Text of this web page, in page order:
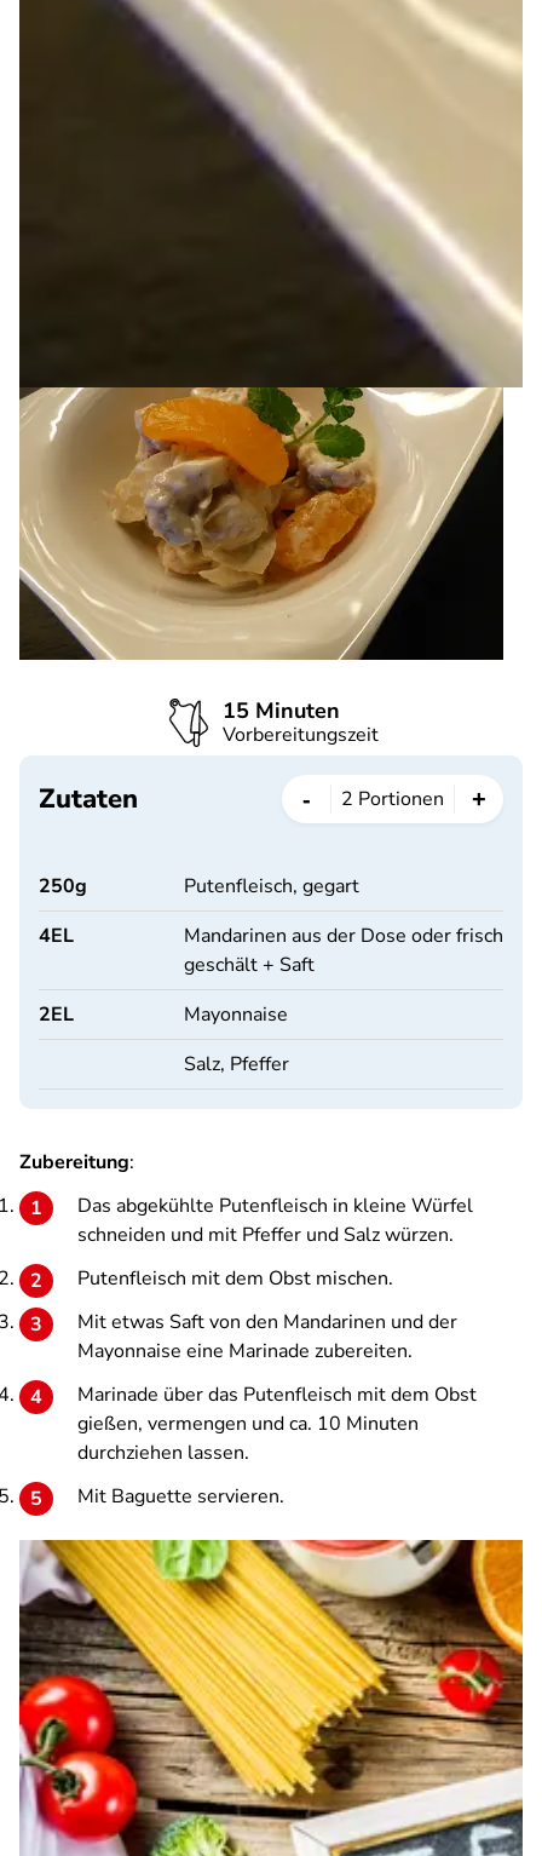
15 Minuten
Vorbereitungszeit
Zutaten - 2 Portionen +
250g
Putenfleisch, gegart
4EL
Mandarinen aus der Dose oder frisch
geschält + Saft
2EL
Mayonnaise
Salz, Pfeffer
Zubereitung:
Das abgekühlte Putenfleisch in kleine Würfel
schneiden und mit Pfeffer und Salz würzen.
Putenfleisch mit dem Obst mischen.
Mit etwas Saft von den Mandarinen und der
Mayonnaise eine Marinade zubereiten.
Marinade über das Putenfleisch mit dem Obst
gießen, vermengen und ca. 10 Minuten
durchziehen lassen.
Mit Baguette servieren.